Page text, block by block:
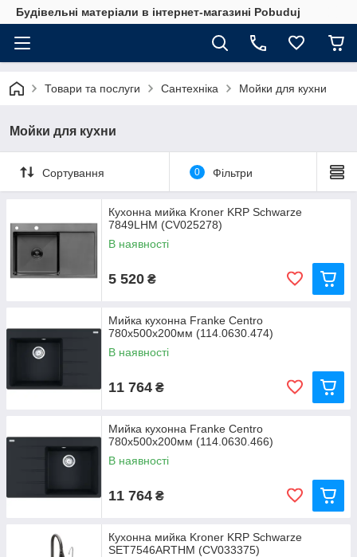
Будівельні матеріали в інтернет-магазині Pobuduj
Товари та послуги Сантехніка Мойки для кухни
Мойки для кухни
Сортування 0 Фільтри
Кухонна мийка Kroner KRP Schwarze
7849LHM (CV025278)
В наявності
5 520 ₴
Мийка кухонна Franke Centro
780х500х200мм (114.0630.474)
В наявності
11 764 ₴
Мийка кухонна Franke Centro
780х500х200мм (114.0630.466)
В наявності
11 764 ₴
Кухонна мийка Kroner KRP Schwarze
SET7546ARTHM (CV033375)